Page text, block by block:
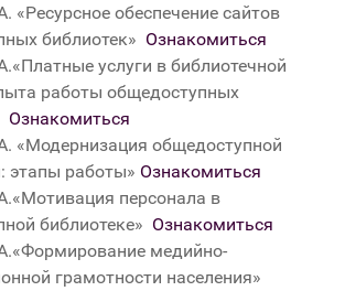
«Ресурсное обеспечение сайтов
библиотек» Ознакомиться
услуги в библиотечной
работы общедоступных
Ознакомиться
«Модернизация общедоступной
этапы работы» Ознакомиться
персонала в
библиотеке» Ознакомиться
медийно-
грамотности населения»